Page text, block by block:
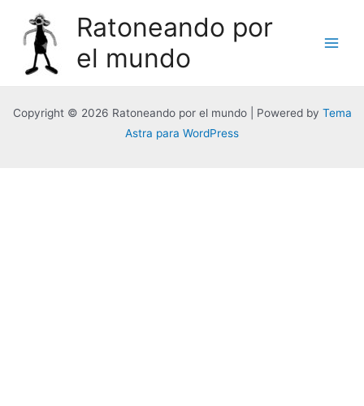
Ratoneando por
el mundo
Copyright © 2026 Ratoneando por el mundo | Powered by Tema
Astra para WordPress